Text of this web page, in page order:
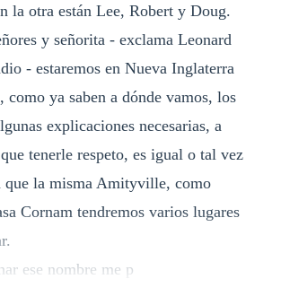
la otra están Lee, Robert y Doug.
y señorita - exclama Leonard
- estaremos en Nueva Inglaterra
como ya saben a dónde vamos, los
explicaciones necesarias, a
tenerle respeto, es igual o tal vez
que la misma Amityville, como
Cornam tendremos varios lugares
ese nombre me p